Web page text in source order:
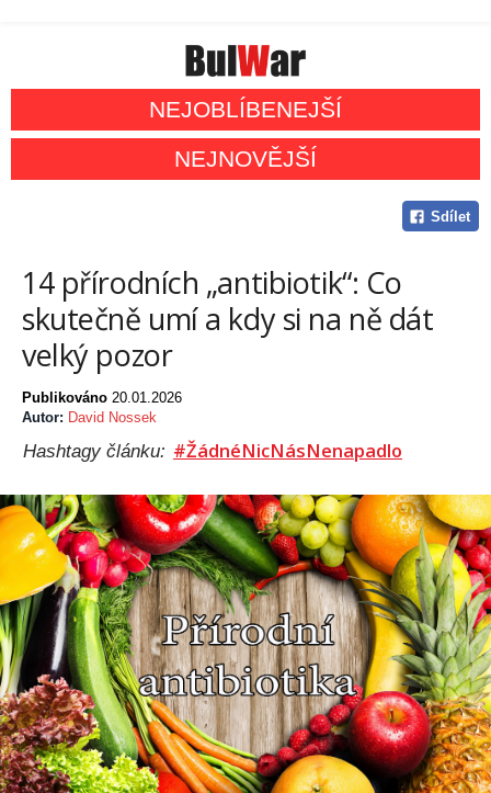
NEJOBLÍBENEJŠÍ
NEJNOVĚJŠÍ
Sdílet
14 přírodních „antibiotik“: Co
skutečně umí a kdy si na ně dát
velký pozor
Publikováno 20.01.2026
Autor: David Nossek
Hashtagy článku: #ŽádnéNicNásNenapadlo